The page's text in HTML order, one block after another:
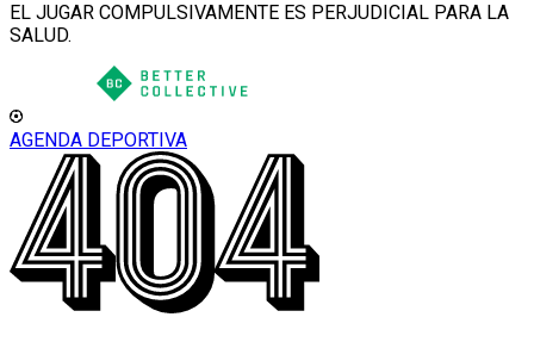
EL JUGAR COMPULSIVAMENTE ES PERJUDICIAL PARA LA
SALUD.
AGENDA DEPORTIVA